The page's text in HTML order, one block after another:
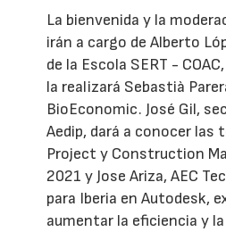
La bienvenida y la
irán a cargo de Alberto
de la Escola SERT -
la realizará Sebastià
BioEconomic. José Gil,
Aedip, dará a conocer las
Project y Construction
2021 y Jose Ariza, AEC
para Iberia en Autodesk,
aumentar la eficiencia y